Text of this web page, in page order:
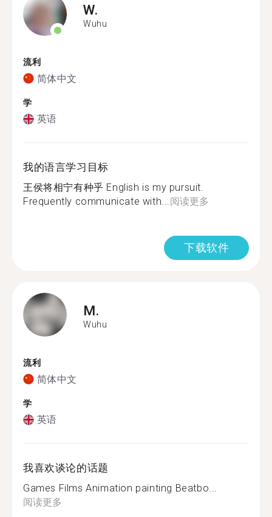
W.
Wuhu
流利
简体中文
学
英语
我的语言学习目标
王侯将相宁有种乎 English is my pursuit.
Frequently communicate with...阅读更多
下载软件
M.
Wuhu
流利
简体中文
学
英语
我喜欢谈论的话题
Games Films Animation painting Beatbo...
阅读更多